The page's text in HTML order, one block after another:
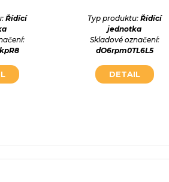
Řídící
Typ produktu: Řídící
jednotka
Skladové označení:
dO6rpm0TL6L5
DETAIL